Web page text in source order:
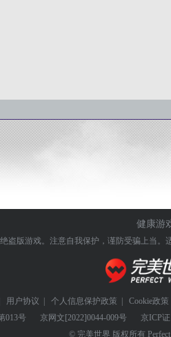
健康游
盗版游戏。注意自我保护，谨防受骗上当。
用户协议 | 个人信息保护政策 | Cookie政策
013号
京网文[2022]0044-009号 京ICP证
© 完美世界 版权所有 Perfect